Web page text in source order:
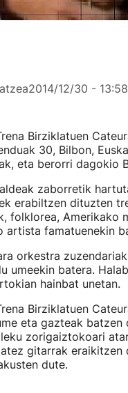
2014/12/30 - 13:58
Birziklatuen
30, Bilbon,
eta berorri dagokio
zaborretik
erabiltzen dituzten
folklorea, Amerikako
artista famatuenekin
orkestra
umeekin batera.
hainbat unetan.
Birziklatuen
eta gazteak
zorigaiztokoari
gitarrak
dute.